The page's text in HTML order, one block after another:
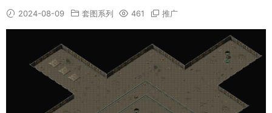
2024-08-09 套图系列 461 推广